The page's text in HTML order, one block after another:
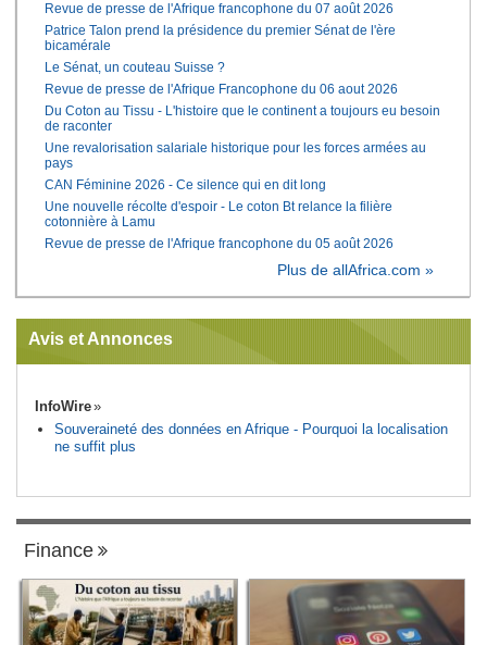
Revue de presse de l'Afrique francophone du 07 août 2026
Patrice Talon prend la présidence du premier Sénat de l'ère
bicamérale
Le Sénat, un couteau Suisse ?
Revue de presse de l'Afrique Francophone du 06 aout 2026
Du Coton au Tissu - L'histoire que le continent a toujours eu besoin
de raconter
Une revalorisation salariale historique pour les forces armées au
pays
CAN Féminine 2026 - Ce silence qui en dit long
Une nouvelle récolte d'espoir - Le coton Bt relance la filière
cotonnière à Lamu
Revue de presse de l'Afrique francophone du 05 août 2026
Plus de allAfrica.com »
Avis et Annonces
InfoWire
Souveraineté des données en Afrique - Pourquoi la localisation
ne suffit plus
Finance